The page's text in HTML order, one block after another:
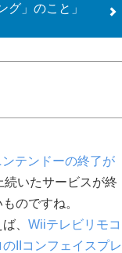
」のこと」
ンテンドーの終了が
続いたサービスが終
のですね。
、 Wiiテレビリモコ
IIコンフェイスプレ